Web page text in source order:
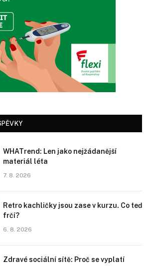
WHATrend: Len jako nejžádanější
materiál léta
7. 8. 2026
Retro kachličky jsou zase v kurzu. Co teď
frčí?
6. 8. 2026
Zdravé sociální sítě: Proč se vyplatí